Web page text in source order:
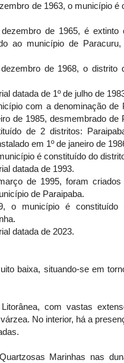
de 1963, o município é
de 1965, é extinto
ao município de
de 1968, o distrito
datada de 1º de julho de
com a denominação de
de 1985, desmembrado de
de 2 distritos:
em 1º de janeiro de
é constituído do
datada de 1993.
de 1995, foram
de Paraipaba.
o município é constituído
datada de 2023.
baixa, situando-se em
com vastas
No interior, há a
Marinhas nas